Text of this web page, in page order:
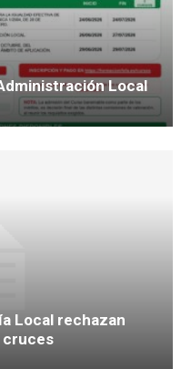
Local
Local rechazan
cruces